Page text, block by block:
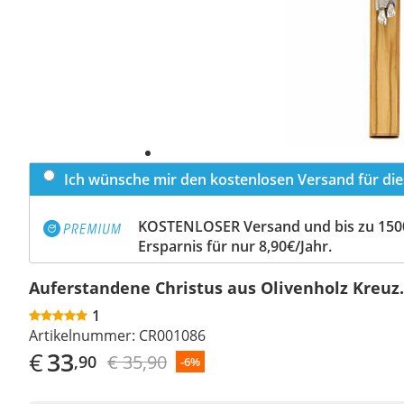
Ich wünsche mir den kostenlosen Versand für
KOSTENLOSER Versand und bis zu
Ersparnis für nur 8,90€/Jahr.
Auferstandene Christus aus Olivenholz Kreuz.
1
Artikelnummer: CR001086
€33,90 € 35,90 -6%